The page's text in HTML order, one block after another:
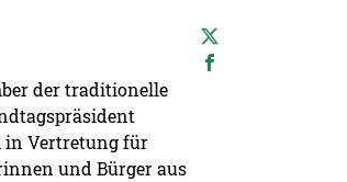
der traditionelle
in Vertretung für
und Bürger aus